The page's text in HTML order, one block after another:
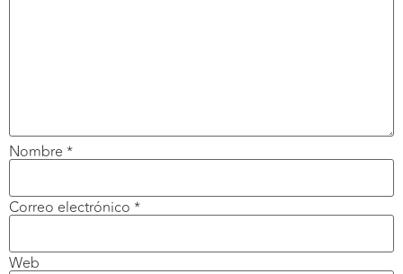
Nombre *
Correo electrónico *
Web